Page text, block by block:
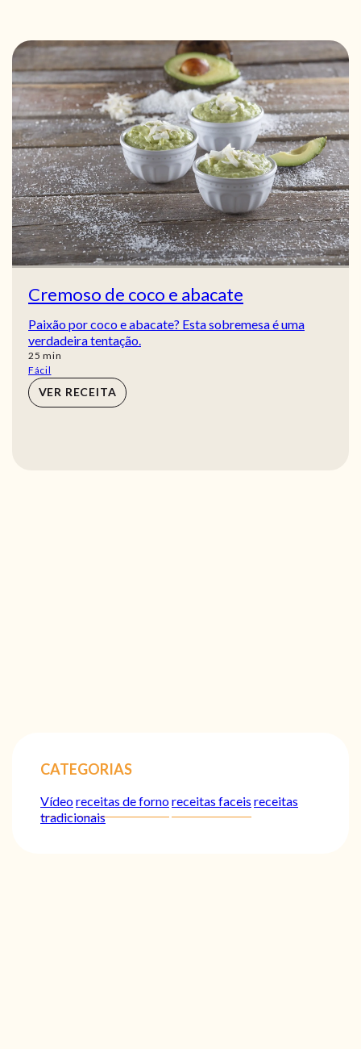
Cremoso de coco e abacate
Paixão por coco e abacate? Esta sobremesa é uma
verdadeira tentação.
25 min
min
Fácil
VER RECEITA
CATEGORIAS
Vídeoreceitas de fornoreceitas faceis receitas
tradicionais